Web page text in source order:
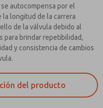
autocompensa por el
la longitud de la carrera
de la válvula debido al
para brindar repetibilidad,
y consistencia de cambios
del producto